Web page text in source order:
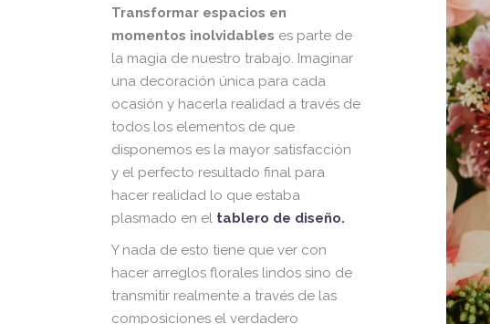
Transformar espacios en
momentos inolvidables es parte de
la magia de nuestro trabajo. Imaginar
una decoración única para cada
ocasión y hacerla realidad a través de
todos los elementos de que
disponemos es la mayor satisfacción
y el perfecto resultado final para
hacer realidad lo que estaba
plasmado en el tablero de diseño.
Y nada de esto tiene que ver con
hacer arreglos florales lindos sino de
transmitir realmente a través de las
composiciones el verdadero